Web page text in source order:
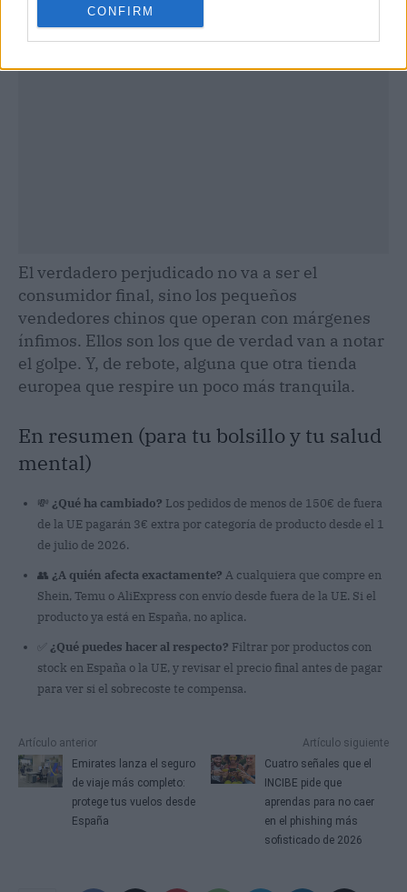
CONFIRM
El verdadero perjudicado no va a ser el
consumidor final, sino los pequeños
vendedores chinos que operan con márgenes
ínfimos. Ellos son los que de verdad van a notar
el golpe. Y, de rebote, alguna que otra tienda
europea que respire un poco más tranquila.
En resumen (para tu bolsillo y tu salud
mental)
💸 ¿Qué ha cambiado? Los pedidos de menos de 150€ de fuera
de la UE pagarán 3€ extra por categoría de producto desde el 1
de julio de 2026.
👥 ¿A quién afecta exactamente? A cualquiera que compre en
Shein, Temu o AliExpress con envío desde fuera de la UE. Si el
producto ya está en España, no aplica.
¿Qué puedes hacer al respecto? Filtrar por productos con
stock en España o la UE, y revisar el precio final antes de pagar
para ver si el sobrecoste te compensa.
Artículo anterior
Emirates lanza el seguro
de viaje más completo:
protege tus vuelos desde
España
Artículo siguiente
Cuatro señales que el
INCIBE pide que
aprendas para no caer
en el phishing más
sofisticado de 2026